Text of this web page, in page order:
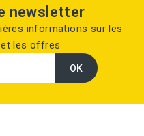
newsletter
informations sur les
et les offres